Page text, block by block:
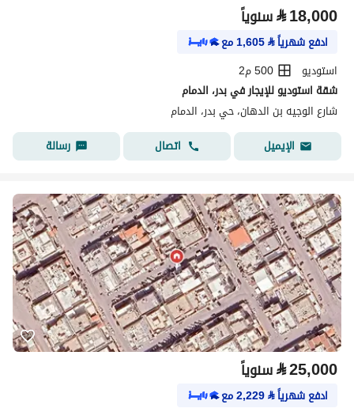
⃁18,000 سنوياً
ادفع شهرياً⃁
1,605مع
استوديو
500 م2
شقة استوديو للإيجار في بدر، الدمام
شارع الوجيه بن الدهان، حي بدر، الدمام
الإيميل
اتصال رسالة
⃁25,000 سنوياً
ادفع شهرياً⃁
2,229مع